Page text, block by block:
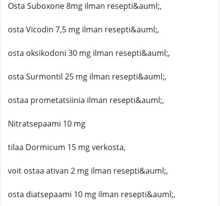
Osta Suboxone 8mg ilman resepti&auml;,
osta Vicodin 7,5 mg ilman resepti&auml;,
osta oksikodoni 30 mg ilman resepti&auml;,
osta Surmontil 25 mg ilman resepti&auml;,
ostaa prometatsiinia ilman resepti&auml;,
Nitratsepaami 10 mg
tilaa Dormicum 15 mg verkosta,
voit ostaa ativan 2 mg ilman resepti&auml;,
osta diatsepaami 10 mg ilman resepti&auml;,